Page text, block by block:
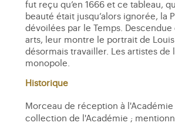
fut reçu qu’en 1666 et ce tableau,
beauté était jusqu’alors ignorée,
dévoilées par le Temps.
arts, leur montre le portrait de
désormais travailler. Les artistes
monopole.
Historique
Morceau de réception à
collection de l'Académie ;